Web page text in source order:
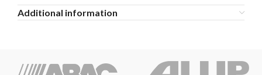
Additional information